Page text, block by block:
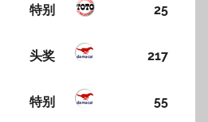
特别 25
头奖 217
特别 55